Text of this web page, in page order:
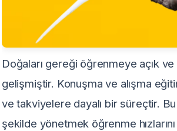
Doğaları gereği öğrenmeye açık
gelişmiştir. Konuşma ve alışma
ve takviyelere dayalı bir süreçtir.
şekilde yönetmek öğrenme hızlarını